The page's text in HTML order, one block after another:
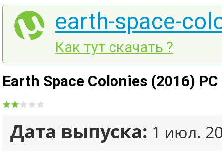
earth-space-
Как тут скачать ?
Earth Space Colonies (2016)
Дата выпуска: 1 июл.